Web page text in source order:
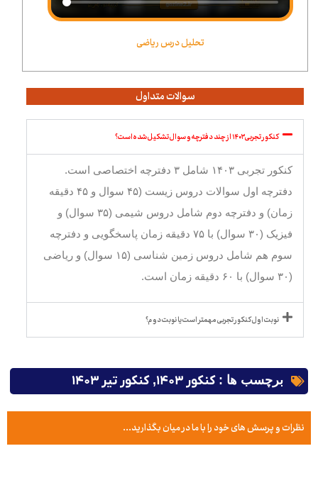
تحلیل درس ریاضی
سوالات متداول
کنکور تجربی ۱۴۰۳ از چند دفترچه و سوال تشکیل شده است؟
کنکور تجربی ۱۴۰۳ شامل ۳ دفترچه اختصاصی است.
دفترچه اول سوالات دروس زیست (۴۵ سوال و ۴۵ دقیقه
زمان) و دفترچه دوم شامل دروس شیمی (۳۵ سوال) و
فیزیک (۳۰ سوال) با ۷۵ دقیقه زمان پاسخگویی و دفترچه
سوم هم شامل دروس زمین شناسی (۱۵ سوال) و ریاضی
(۳۰ سوال) با ۶۰ دقیقه زمان است.
نوبت اول کنکور تجربی مهمتر است یا نوبت دوم؟
برچسب ها :کنکور ۱۴۰۳ ,کنکور تیر ۱۴۰۳
نظرات و پرسش های خود را با ما در میان بگذارید...